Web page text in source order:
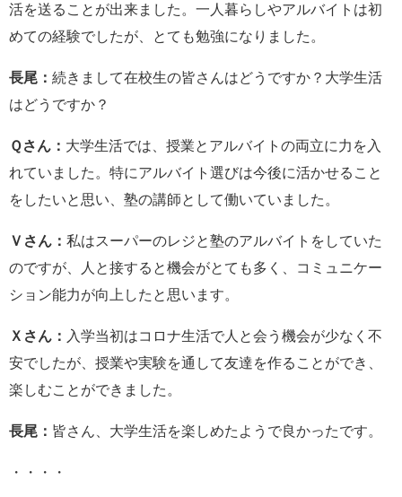
活を送ることが出来ました。一人暮らしやアルバイトは初
めての経験でしたが、とても勉強になりました。
長尾： 続きまして在校生の皆さんはどうですか？大学生活
はどうですか？
Ｑさん： 大学生活では、授業とアルバイトの両立に力を入
れていました。特にアルバイト選びは今後に活かせること
をしたいと思い、塾の講師として働いていました。
Ｖさん： 私はスーパーのレジと塾のアルバイトをしていた
のですが、人と接すると機会がとても多く、コミュニケー
ション能力が向上したと思います。
Ｘさん： 入学当初はコロナ生活で人と会う機会が少なく不
安でしたが、授業や実験を通して友達を作ることができ、
楽しむことができました。
長尾： 皆さん、大学生活を楽しめたようで良かったです。
・・・・